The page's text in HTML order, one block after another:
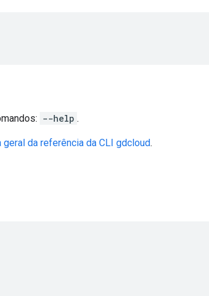
--help .
geral da referência da CLI gdcloud.